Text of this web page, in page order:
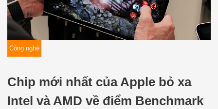
Công nghệ
Chip mới nhất của Apple bỏ xa
Intel và AMD về điểm Benchmark